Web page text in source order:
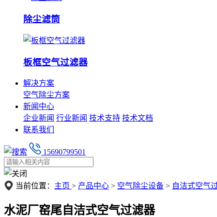
除尘滤筒
板框空气过滤器
解决方案
空气除尘方案
新闻中心
企业新闻 行业新闻 技术支持 技术文档
联系我们
15690799501
当前位置： 主页 > 产品中心 > 空气除尘设备 > 自洁式空气
水泥厂窑尾自洁式空气过滤器